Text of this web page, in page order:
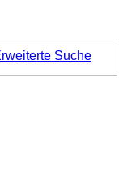
Suche